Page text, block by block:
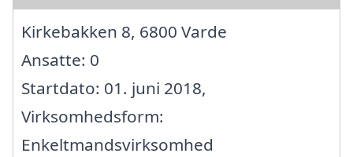
Kirkebakken 8, 6800 Varde
Ansatte: 0
Startdato: 01. juni 2018,
Virksomhedsform:
Enkeltmandsvirksomhed